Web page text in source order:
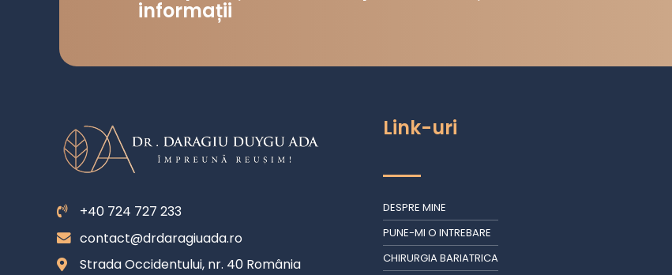
informații
+40 724 727 233
contact@drdaragiuada.ro
Strada Occidentului, nr. 40 România
Link-uri
DESPRE MINE
PUNE-MI O INTREBARE
CHIRURGIA BARIATRICA